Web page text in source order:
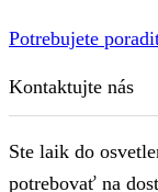
Potrebujete
Kontaktujte nás
Ste laik do
potrebovať na